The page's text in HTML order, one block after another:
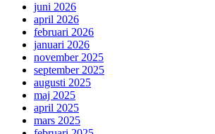
juni 2026
april 2026
februari 2026
januari 2026
november 2025
september 2025
augusti 2025
maj 2025
april 2025
mars 2025